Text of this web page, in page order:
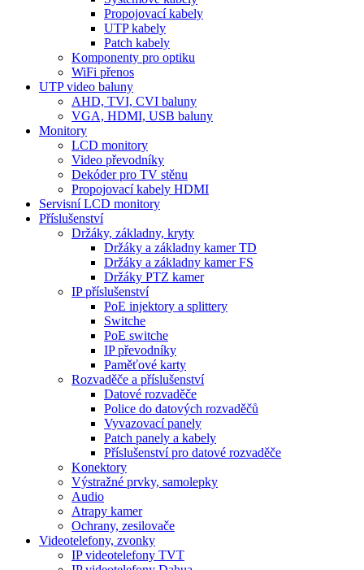
Propojovací kabely
UTP kabely
Patch kabely
Komponenty pro optiku
WiFi přenos
UTP video baluny
AHD, TVI, CVI baluny
VGA, HDMI, USB baluny
Monitory
LCD monitory
Video převodníky
Dekóder pro TV stěnu
Propojovací kabely HDMI
Servisní LCD monitory
Příslušenství
Držáky, základny, kryty
Držáky a základny kamer TD
Držáky a základny kamer FS
Držáky PTZ kamer
IP příslušenství
PoE injektory a splittery
Switche
PoE switche
IP převodníky
Paměťové karty
Rozvaděče a příslušenství
Datové rozvaděče
Police do datových rozvaděčů
Vyvazovací panely
Patch panely a kabely
Příslušenství pro datové rozvaděče
Konektory
Výstražné prvky, samolepky
Audio
Atrapy kamer
Ochrany, zesilovače
Videotelefony, zvonky
IP videotelefony TVT